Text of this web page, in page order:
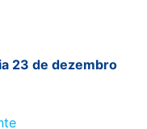
23 de dezembro